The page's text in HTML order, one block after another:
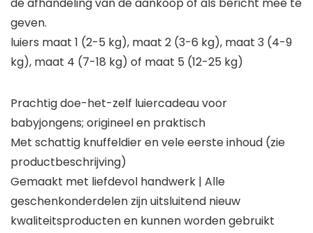
geven.
luiers maat 1 (2-5 kg), maat 2 (3-6 kg), maat 3 (4-9
kg), maat 4 (7-18 kg) of maat 5 (12-25 kg)
Prachtig doe-het-zelf luiercadeau voor
babyjongens; origineel en praktisch
Met schattig knuffeldier en vele eerste inhoud (zie
productbeschrijving)
Gemaakt met liefdevol handwerk | Alle
geschenkonderdelen zijn uitsluitend nieuw
kwaliteitsproducten en kunnen worden gebruikt